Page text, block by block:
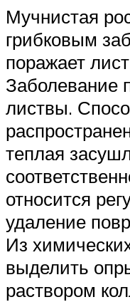
Мучнистая
грибковым
поражает
Заболевание
листвы.
теплая
относится
удаление
Из
выделить
раствором